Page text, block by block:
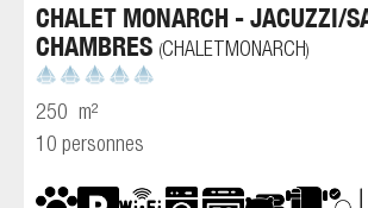
CHALET MONARCH - JACUZZI/
CHAMBRES (CHALETMONARCH)
250 m²
10 personnes